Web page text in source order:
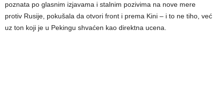
poznata po glasnim izjavama i stalnim pozivima na nove mere
protiv Rusije, pokušala da otvori front i prema Kini – i to ne tiho, već
uz ton koji je u Pekingu shvaćen kao direktna ucena.